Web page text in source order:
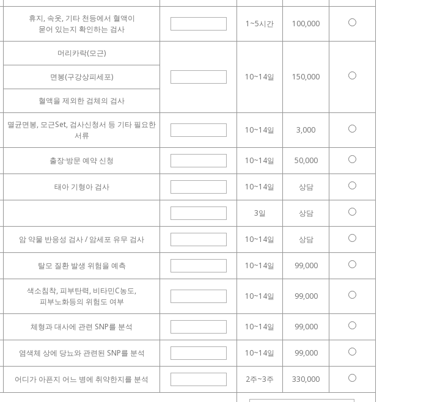
휴지, 속옷, 기타 천등에서 혈액이
묻어 있는지 확인하는 검사
1~5시간 100,000
머리카락(모근)
면봉(구강상피세포)
혈액을 제외한 검체의 검사
10~14일 150,000
멸균면봉, 모근Set, 검사신청서 등 기타 필요한
서류
10~14일 3,000
출장·방문 예약 신청 10~14일 50,000
태아 기형아 검사 10~14일 상담
3일 상담
암 약물 반응성 검사 / 암세포 유무 검사 10~14일 상담
탈모 질환 발생 위험을 예측 10~14일 99,000
색소침착, 피부탄력, 비타민C농도,
피부노화등의 위험도 여부
10~14일 99,000
체형과 대사에 관련 SNP를 분석 10~14일 99,000
염색체 상에 당뇨와 관련된 SNP를 분석 10~14일 99,000
어디가 아픈지 어느 병에 취약한지를 분석 2주~3주 330,000